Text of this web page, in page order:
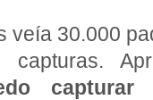
veía 30.000
capturas.